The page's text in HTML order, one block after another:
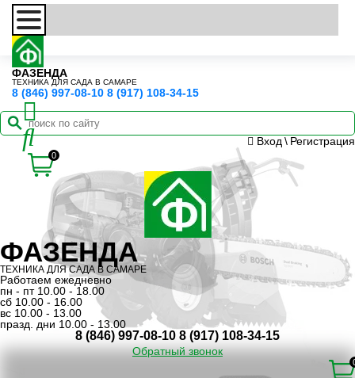
ФАЗЕНДА
ТЕХНИКА ДЛЯ САДА В САМАРЕ
8 (846) 997-08-10 8 (917) 108-34-15
0
Вход \ Регистрация
ФАЗЕНДА
ТЕХНИКА ДЛЯ САДА В САМАРЕ
Работаем ежедневно
пн - пт 10.00 - 18.00
сб 10.00 - 16.00
вс 10.00 - 13.00
празд. дни 10.00 - 13.00
8 (846) 997-08-10 8 (917) 108-34-15
Обратный звонок